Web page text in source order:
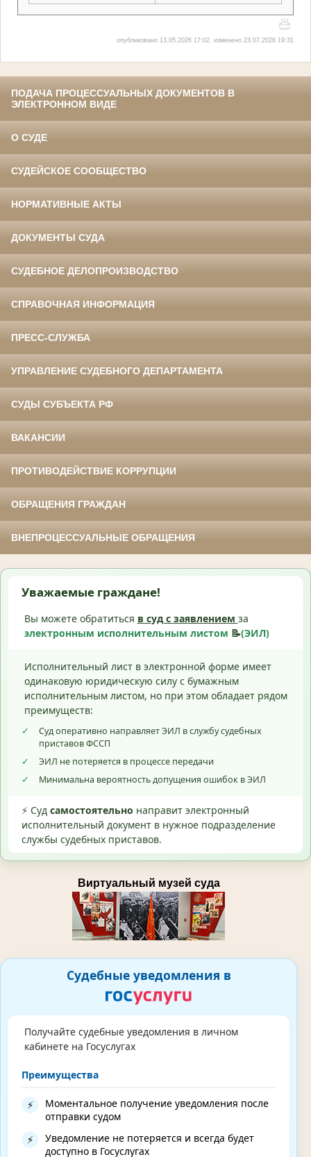
опубликовано 13.05.2026 17:02, изменено 23.07.2026 19:31
ПОДАЧА ПРОЦЕССУАЛЬНЫХ ДОКУМЕНТОВ В
ЭЛЕКТРОННОМ ВИДЕ
О СУДЕ
СУДЕЙСКОЕ СООБЩЕСТВО
НОРМАТИВНЫЕ АКТЫ
ДОКУМЕНТЫ СУДА
СУДЕБНОЕ ДЕЛОПРОИЗВОДСТВО
СПРАВОЧНАЯ ИНФОРМАЦИЯ
ПРЕСС-СЛУЖБА
УПРАВЛЕНИЕ СУДЕБНОГО ДЕПАРТАМЕНТА
СУДЫ СУБЪЕКТА РФ
ВАКАНСИИ
ПРОТИВОДЕЙСТВИЕ КОРРУПЦИИ
ОБРАЩЕНИЯ ГРАЖДАН
ВНЕПРОЦЕССУАЛЬНЫЕ ОБРАЩЕНИЯ
Уважаемые граждане!
Вы можете обратиться в суд с заявлением за
электронным исполнительным листом 📝(ЭИЛ)
Исполнительный лист в электронной форме имеет
одинаковую юридическую силу с бумажным
исполнительным листом, но при этом обладает рядом
преимуществ:
✓
Суд оперативно направляет ЭИЛ в службу судебных
приставов ФССП
✓
ЭИЛ не потеряется в процессе передачи
✓
Минимальна вероятность допущения ошибок в ЭИЛ
⚡ Суд самостоятельно направит электронный
исполнительный документ в нужное подразделение
службы судебных приставов.
Виртуальный музей суда
Судебные уведомления в
Получайте судебные уведомления в личном
кабинете на Госуслугах
Преимущества
⚡
Моментальное получение уведомления после
отправки судом
⚡
Уведомление не потеряется и всегда будет
доступно в Госуслугах